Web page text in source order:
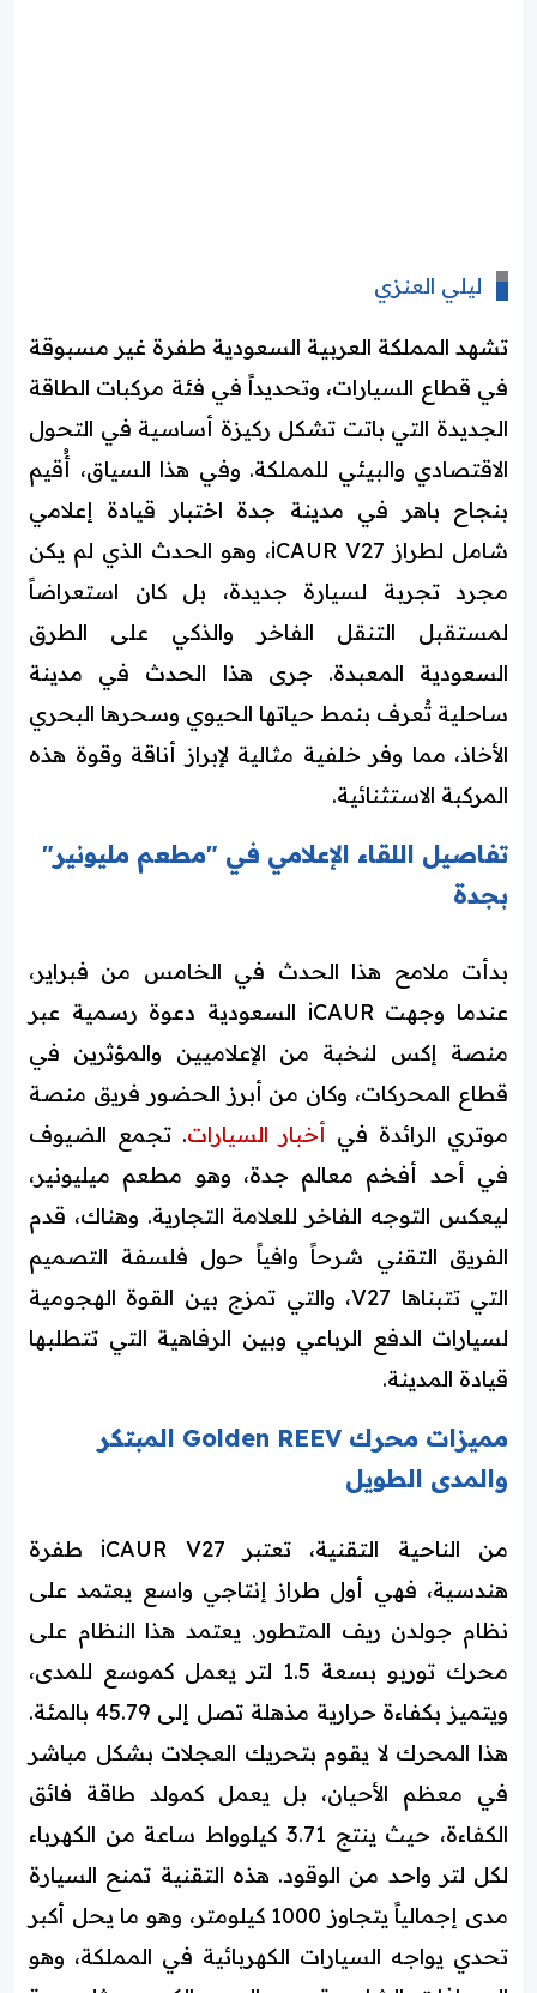
ليلي العنزي
تشهد المملكة العربية السعودية طفرة غير مسبوقة
في قطاع السيارات، وتحديداً في فئة مركبات الطاقة
الجديدة التي باتت تشكل ركيزة أساسية في التحول
الاقتصادي والبيئي للمملكة. وفي هذا السياق، أُقيم
بنجاح باهر في مدينة جدة اختبار قيادة إعلامي
شامل لطراز iCAUR V27، وهو الحدث الذي لم يكن
مجرد تجربة لسيارة جديدة، بل كان استعراضاً
لمستقبل التنقل الفاخر والذكي على الطرق
السعودية المعبدة. جرى هذا الحدث في مدينة
ساحلية تُعرف بنمط حياتها الحيوي وسحرها البحري
الأخاذ، مما وفر خلفية مثالية لإبراز أناقة وقوة هذه
المركبة الاستثنائية.
تفاصيل اللقاء الإعلامي في "مطعم مليونير"
بجدة
بدأت ملامح هذا الحدث في الخامس من فبراير،
عندما وجهت iCAUR السعودية دعوة رسمية عبر
منصة إكس لنخبة من الإعلاميين والمؤثرين في
قطاع المحركات، وكان من أبرز الحضور فريق منصة
موتري الرائدة في أخبار السيارات. تجمع الضيوف
في أحد أفخم معالم جدة، وهو مطعم ميليونير،
ليعكس التوجه الفاخر للعلامة التجارية. وهناك، قدم
الفريق التقني شرحاً وافياً حول فلسفة التصميم
التي تتبناها V27، والتي تمزج بين القوة الهجومية
لسيارات الدفع الرباعي وبين الرفاهية التي تتطلبها
قيادة المدينة.
مميزات محرك Golden REEV المبتكر
والمدى الطويل
من الناحية التقنية، تعتبر iCAUR V27 طفرة
هندسية، فهي أول طراز إنتاجي واسع يعتمد على
نظام جولدن ريف المتطور. يعتمد هذا النظام على
محرك توربو بسعة 1.5 لتر يعمل كموسع للمدى،
ويتميز بكفاءة حرارية مذهلة تصل إلى 45.79 بالمئة.
هذا المحرك لا يقوم بتحريك العجلات بشكل مباشر
في معظم الأحيان، بل يعمل كمولد طاقة فائق
الكفاءة، حيث ينتج 3.71 كيلوواط ساعة من الكهرباء
لكل لتر واحد من الوقود. هذه التقنية تمنح السيارة
مدى إجمالياً يتجاوز 1000 كيلومتر، وهو ما يحل أكبر
تحدي يواجه السيارات الكهربائية في المملكة، وهو